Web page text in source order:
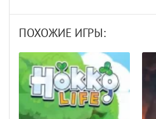
ПОХОЖИЕ ИГРЫ: